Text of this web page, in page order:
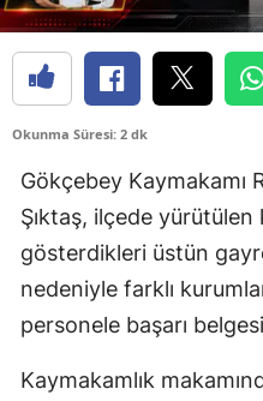
Okunma Süresi: 2 dk
Gökçebey Kaymakamı
Şıktaş, ilçede
gösterdikleri üstün
nedeniyle farklı
personele başarı
Kaymakamlık